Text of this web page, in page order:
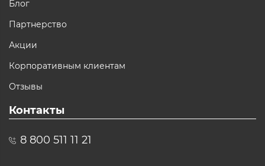
Блог
Партнерство
Акции
Корпоративным клиентам
Отзывы
Контакты
8 800 511 11 21